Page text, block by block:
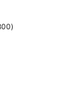
oblíbených